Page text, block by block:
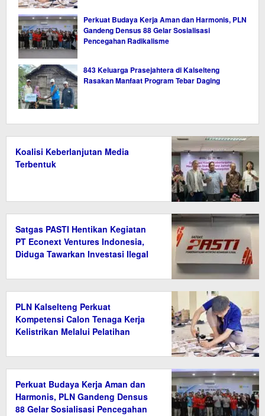
Perkuat Budaya Kerja Aman dan Harmonis, PLN
Gandeng Densus 88 Gelar Sosialisasi
Pencegahan Radikalisme
843 Keluarga Prasejahtera di Kalselteng
Rasakan Manfaat Program Tebar Daging
Koalisi Keberlanjutan Media
Terbentuk
Satgas PASTI Hentikan Kegiatan
PT Econext Ventures Indonesia,
Diduga Tawarkan Investasi Ilegal
PLN Kalselteng Perkuat
Kompetensi Calon Tenaga Kerja
Kelistrikan Melalui Pelatihan
Perkuat Budaya Kerja Aman dan
Harmonis, PLN Gandeng Densus
88 Gelar Sosialisasi Pencegahan